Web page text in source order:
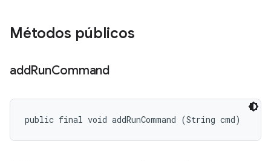
Métodos públicos
addRunCommand
public final void addRunCommand (String cmd)